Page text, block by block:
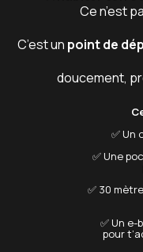
Ce n’est
C’est un point de
doucement,
✅ Un
✅ Une
✅ 30
✅ Un
pour